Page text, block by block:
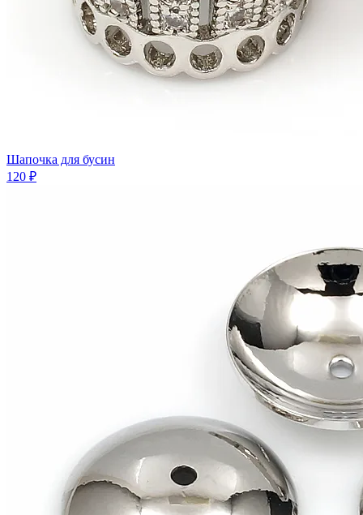
Шапочка для бусин
120 ₽